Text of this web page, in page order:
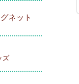
ネット
ズ